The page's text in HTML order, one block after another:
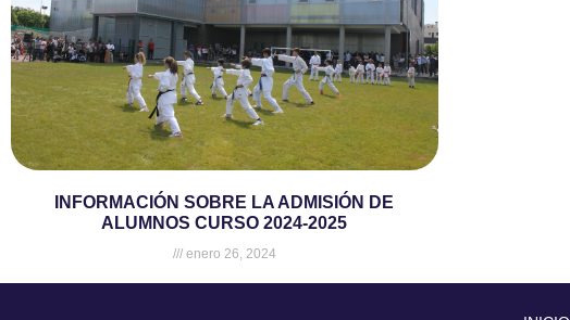
INFORMACIÓN SOBRE LA ADMISIÓN DE
ALUMNOS CURSO 2024-2025
enero 26, 2024